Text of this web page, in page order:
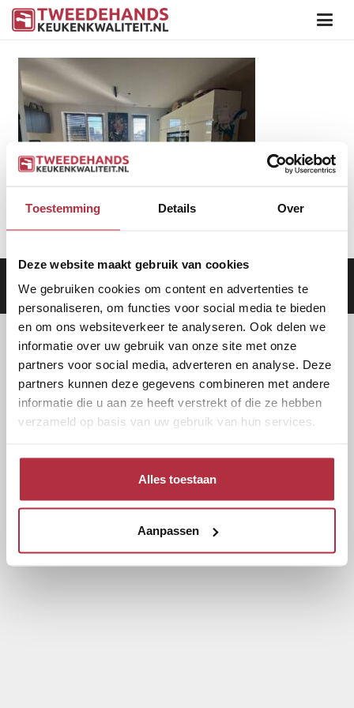
Toestemming Details Over
Deze website maakt gebruik van cookies
We gebruiken cookies om content en advertenties te
personaliseren, om functies voor social media te bieden
en om ons websiteverkeer te analyseren. Ook delen we
informatie over uw gebruik van onze site met onze
partners voor social media, adverteren en analyse. Deze
partners kunnen deze gegevens combineren met andere
informatie die u aan ze heeft verstrekt of die ze hebben
verzameld op basis van uw gebruik van hun services.
Alles toestaan
Aanpassen
Aanbod|Keukens|Levering|Garantie|Privacy Beleid